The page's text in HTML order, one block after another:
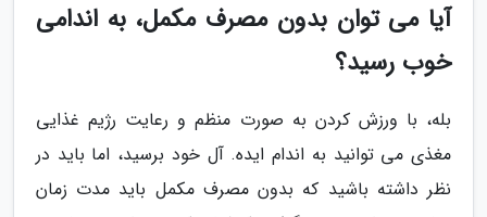
آیا می توان بدون مصرف مکمل، به اندامی
خوب رسید؟
بله، با ورزش کردن به صورت منظم و رعایت رژیم غذایی
مغذی می توانید به اندام ایده. آل خود برسید، اما باید در
نظر داشته باشید که بدون مصرف مکمل باید مدت زمان